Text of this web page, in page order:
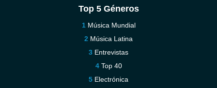
Top 5 Géneros
Música Mundial
Música Latina
Entrevistas
Top 40
Electrónica